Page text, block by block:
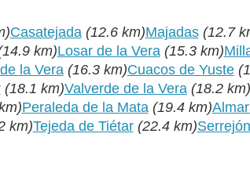
Casatejada (12.6 km)Majadas (12.7
km)Losar de la Vera (15.3 km)
la Vera (16.3 km)Cuacos de Yuste
(18.1 km)Valverde de la Vera (18.2 km)
Peraleda de la Mata (19.4 km)
km)Tejeda de Tiétar (22.4 km)Serrejón